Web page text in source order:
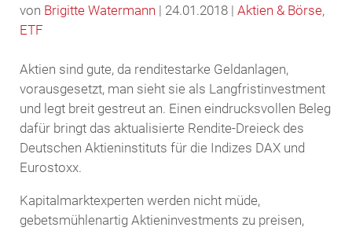
von Brigitte Watermann | 24.01.2018 | Aktien & Börse,
ETF
Aktien sind gute, da renditestarke Geldanlagen,
vorausgesetzt, man sieht sie als Langfristinvestment
und legt breit gestreut an. Einen eindrucksvollen Beleg
dafür bringt das aktualisierte Rendite-Dreieck des
Deutschen Aktieninstituts für die Indizes DAX und
Eurostoxx.
Kapitalmarktexperten werden nicht müde,
gebetsmühlenartig Aktieninvestments zu preisen,